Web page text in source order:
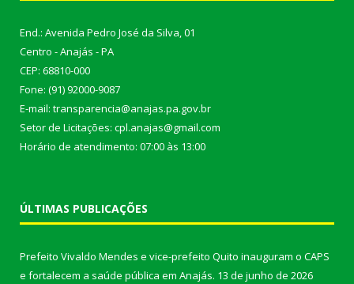
End.: Avenida Pedro José da Silva, 01
Centro - Anajás - PA
CEP: 68810-000
Fone: (91) 92000-9087
E-mail: transparencia@anajas.pa.gov.br
Setor de Licitações: cpl.anajas@gmail.com
Horário de atendimento: 07:00 às 13:00
ÚLTIMAS PUBLICAÇÕES
Prefeito Vivaldo Mendes e vice-prefeito Quito inauguram o CAPS
e fortalecem a saúde pública em Anajás. 13 de junho de 2026